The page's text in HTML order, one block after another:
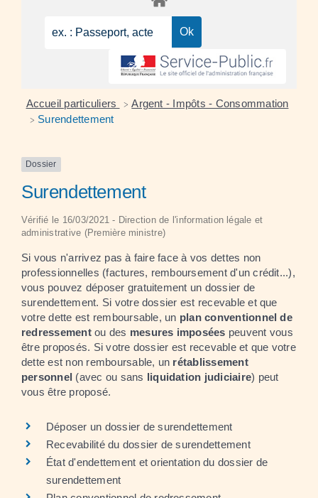
Accueil particuliers > Argent - Impôts - Consommation
> Surendettement
Dossier
Surendettement
Vérifié le 16/03/2021 - Direction de l'information légale et
administrative (Première ministre)
Si vous n'arrivez pas à faire face à vos dettes non
professionnelles (factures, remboursement d'un crédit...),
vous pouvez déposer gratuitement un dossier de
surendettement. Si votre dossier est recevable et que
votre dette est remboursable, un plan conventionnel de
redressementou des mesures imposées peuvent vous
être proposés. Si votre dossier est recevable et que votre
dette est non remboursable, un rétablissement
personnel (avec ou sans liquidation judiciaire) peut
vous être proposé.
Déposer un dossier de surendettement
Recevabilité du dossier de surendettement
État d'endettement et orientation du dossier de
surendettement